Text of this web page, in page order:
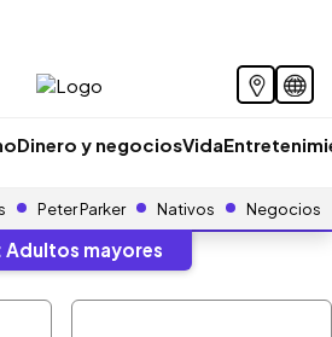
Dinero y negociosVida
Peter Parker Nativos Negocios
Adultos mayores